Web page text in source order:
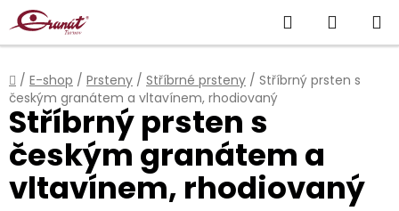
Přejít
na
obsah
Hledat
KOŠÍK
Domů
/ E-shop / Prsteny / Stříbrné prsteny / Stříbrný prsten s
českým granátem a vltavínem, rhodiovaný
Stříbrný prsten s
českým granátem a
vltavínem, rhodiovaný